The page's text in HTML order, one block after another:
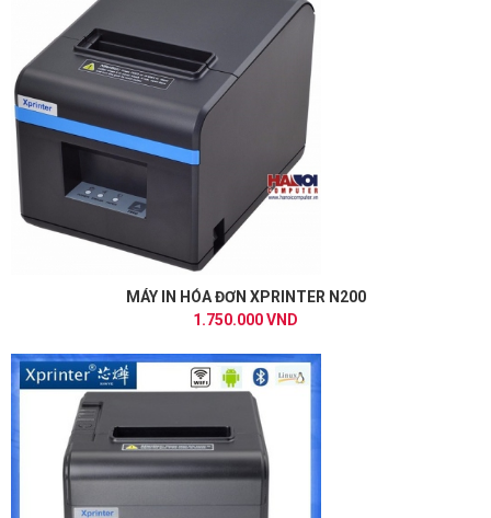
MÁY IN HÓA ĐƠN XPRINTER N200
1.750.000 VND